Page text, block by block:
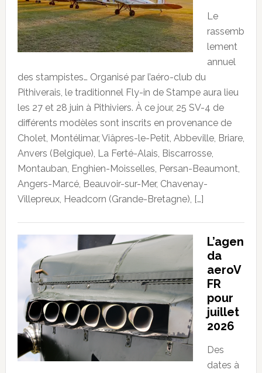
Le
rassemb
lement
annuel
des stampistes… Organisé par l’aéro-club du
Pithiverais, le traditionnel Fly-in de Stampe aura lieu
les 27 et 28 juin à Pithiviers. À ce jour, 25 SV-4 de
différents modèles sont inscrits en provenance de
Cholet, Montélimar, Viâpres-le-Petit, Abbeville, Briare,
Anvers (Belgique), La Ferté-Alais, Biscarrosse,
Montauban, Enghien-Moisselles, Persan-Beaumont,
Angers-Marcé, Beauvoir-sur-Mer, Chavenay-
Villepreux, Headcorn (Grande-Bretagne), […]
L’agen
da
aeroV
FR
pour
juillet
2026
Des
dates à